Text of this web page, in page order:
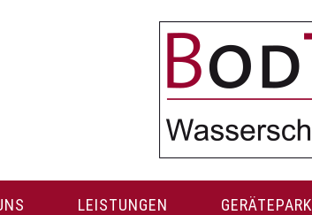
LEISTUNGEN GERÄTEPARK